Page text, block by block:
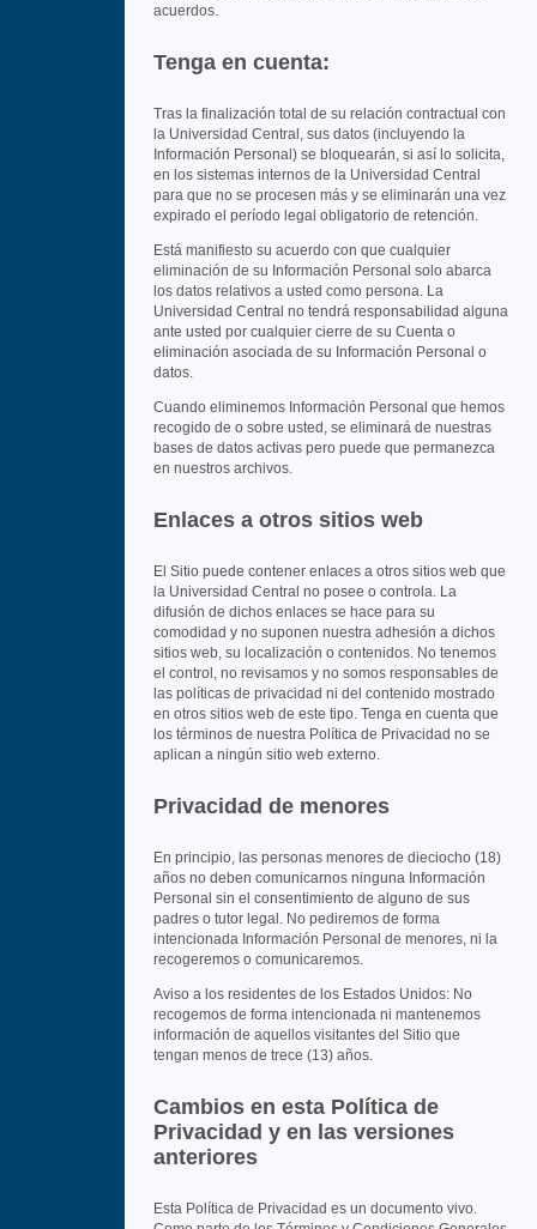
acuerdos.
Tenga en cuenta:
Tras la finalización total de su relación contractual con
la Universidad Central, sus datos (incluyendo la
Información Personal) se bloquearán, si así lo solicita,
en los sistemas internos de la Universidad Central
para que no se procesen más y se eliminarán una vez
expirado el período legal obligatorio de retención.
Está manifiesto su acuerdo con que cualquier
eliminación de su Información Personal solo abarca
los datos relativos a usted como persona. La
Universidad Central no tendrá responsabilidad alguna
ante usted por cualquier cierre de su Cuenta o
eliminación asociada de su Información Personal o
datos.
Cuando eliminemos Información Personal que hemos
recogido de o sobre usted, se eliminará de nuestras
bases de datos activas pero puede que permanezca
en nuestros archivos.
Enlaces a otros sitios web
El Sitio puede contener enlaces a otros sitios web que
la Universidad Central no posee o controla. La
difusión de dichos enlaces se hace para su
comodidad y no suponen nuestra adhesión a dichos
sitios web, su localización o contenidos. No tenemos
el control, no revisamos y no somos responsables de
las políticas de privacidad ni del contenido mostrado
en otros sitios web de este tipo. Tenga en cuenta que
los términos de nuestra Política de Privacidad no se
aplican a ningún sitio web externo.
Privacidad de menores
En principio, las personas menores de dieciocho (18)
años no deben comunicarnos ninguna Información
Personal sin el consentimiento de alguno de sus
padres o tutor legal. No pediremos de forma
intencionada Información Personal de menores, ni la
recogeremos o comunicaremos.
Aviso a los residentes de los Estados Unidos: No
recogemos de forma intencionada ni mantenemos
información de aquellos visitantes del Sitio que
tengan menos de trece (13) años.
Cambios en esta Política de
Privacidad y en las versiones
anteriores
Esta Política de Privacidad es un documento vivo.